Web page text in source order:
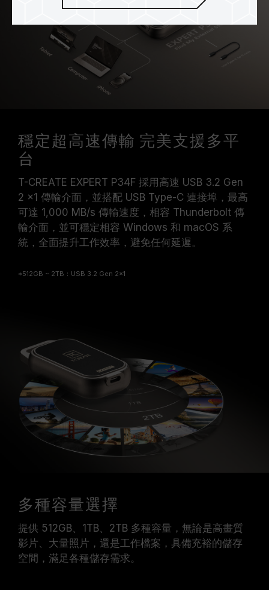
穩定超高速傳輸 完美支援多平
台
T-CREATE EXPERT P34F 採用高速 USB 3.2 Gen
2 x1 傳輸介面，並搭配 USB Type-C 連接埠，最高
可達 1,000 MB/s 傳輸速度，相容 Thunderbolt 傳
輸介面，並可穩定相容 Windows 和 macOS 系
統，全面提升工作效率，避免任何延遲。
*512GB ~ 2TB：USB 3.2 Gen 2x1
多種容量選擇
提供 512GB、1TB、2TB 多種容量，無論是高畫質
影片、大量照片，還是工作檔案，具備充裕的儲存
空間，滿足各種儲存需求。